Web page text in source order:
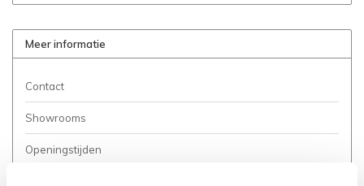
Meer informatie
Contact
Showrooms
Openingstijden